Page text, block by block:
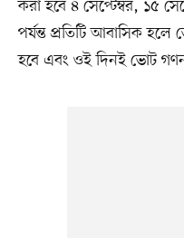
করা হবে ৪ সেপ্টেম্বর, ১৫
পর্যন্ত প্রতিটি আবাসিক হলে
হবে এবং ওই দিনই ভোট